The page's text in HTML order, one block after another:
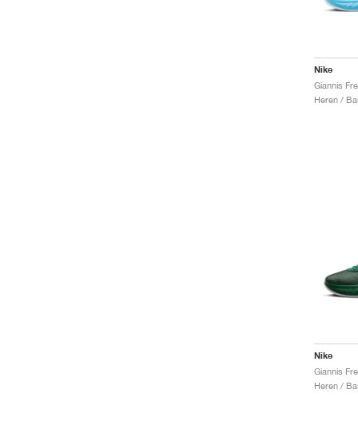
Nike
Giannis
Heren /
Nike
Giannis
Heren /